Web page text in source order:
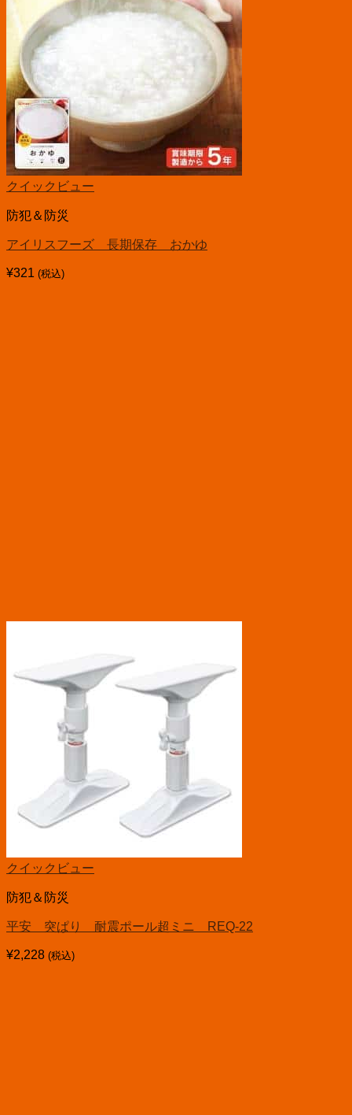
クイックビュー
防犯＆防災
アイリスフーズ 長期保存 おかゆ
¥321 (税込)
クイックビュー
防犯＆防災
平安 突ぱり 耐震ポール超ミニ REQ-22
¥2,228 (税込)